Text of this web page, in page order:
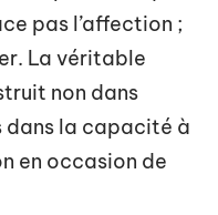
pas l’affection ;
La véritable
non dans
dans la capacité à
en occasion de